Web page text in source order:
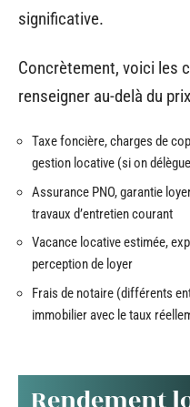
significative.
Concrètement, voici les
renseigner au-delà du
Taxe foncière, charges de
gestion locative (si on
Assurance PNO, garantie
travaux d’entretien courant
Vacance locative estimée,
perception de loyer
Frais de notaire (différents
immobilier avec le taux